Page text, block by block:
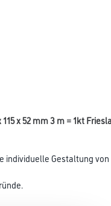
x 52 mm 3 m = 1kt
Gestaltung